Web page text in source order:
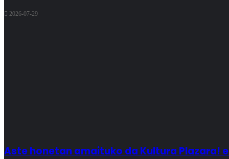
2026-07-29
Aste honetan amaituko da Kultura Plazara!